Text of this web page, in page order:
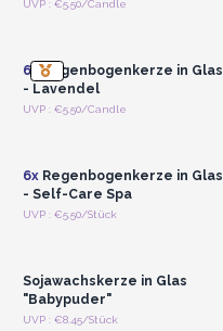
UVP : €5.50/Candle
Anmelden oder
6x Regenbogenkerze in Glas
- Lavendel
UVP : €5.50/Candle
Anmelden oder
6xRegenbogenkerze in Glas
- Self-Care Spa
UVP : €5.50/StückAnmelden oder
Sojawachskerze in Glas
"Babypuder"
UVP : €8.45/StückAnmelden oder